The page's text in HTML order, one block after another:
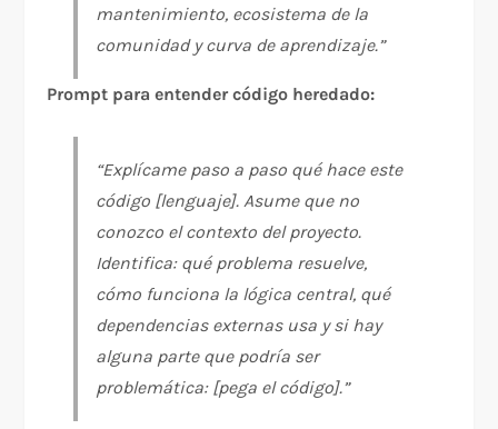
mantenimiento, ecosistema de la
comunidad y curva de aprendizaje.”
Prompt para entender código heredado:
“Explícame paso a paso qué hace este
código [lenguaje]. Asume que no
conozco el contexto del proyecto.
Identifica: qué problema resuelve,
cómo funciona la lógica central, qué
dependencias externas usa y si hay
alguna parte que podría ser
problemática: [pega el código].”